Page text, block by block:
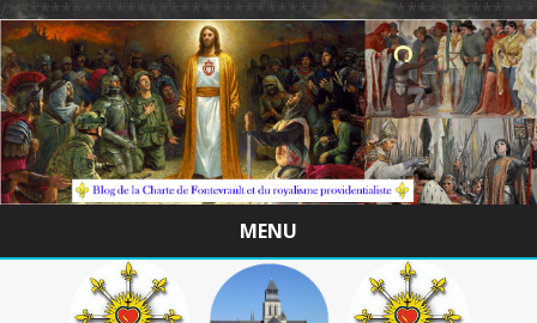
/
MENU
Skip
to
content